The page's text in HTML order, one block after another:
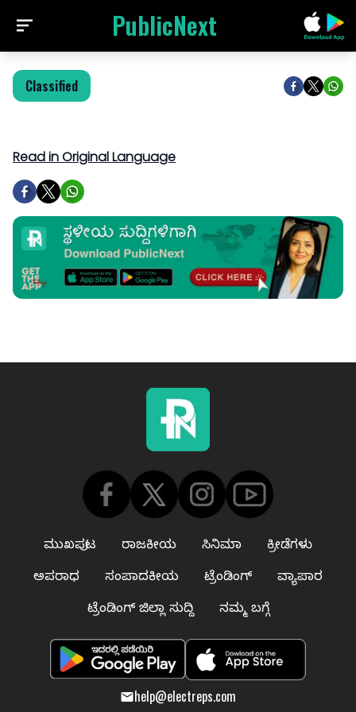
PublicNext
Classified
Read in Original Language
ಮುಖಪುಟ ರಾಜಕೀಯ ಸಿನಿಮಾ
ಕ್ರೀಡೆಗಳು
ಅಪರಾಧ
ಸಂಪಾದಕೀಯ ಟ್ರೆಂಡಿಂಗ್
ವ್ಯಾಪಾರ
ಟ್ರೆಂಡಿಂಗ್ ಜಿಲ್ಲಾ ಸುದ್ದಿ
ನಮ್ಮ ಬಗ್ಗೆ
help@electreps.com